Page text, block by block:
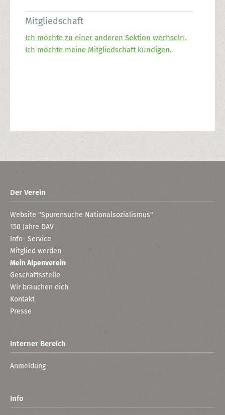
Mitgliedschaft
Ich möchte zu einer anderen Sektion wechseln.
Ich möchte meine Mitgliedschaft kündigen.
Der Verein
Website "Spurensuche Nationalsozialismus"
150 Jahre DAV
Info- Service
Mitglied werden
Mein Alpenverein
Geschäftsstelle
Wir brauchen dich
Kontakt
Presse
Interner Bereich
Anmeldung
Info